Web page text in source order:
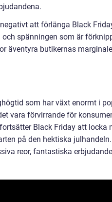
att förlänga Black
spänningen som är
äventyra butikernas
som har växt enormt i
vara förvirrande för
Black Friday att
på den hektiska
reor, fantastiska